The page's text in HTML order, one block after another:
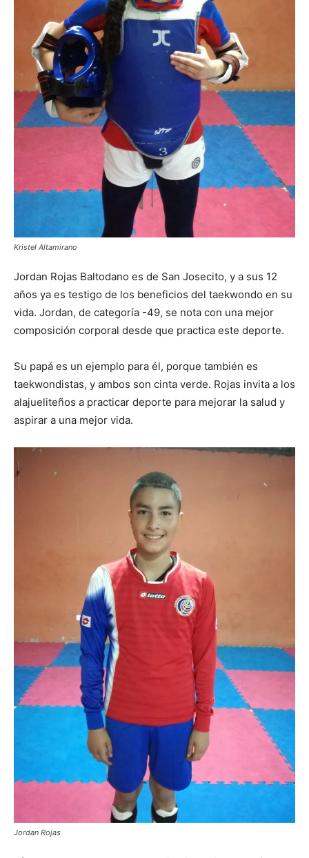
Kristel Altamirano
Jordan Rojas Baltodano es de San Josecito, y a sus 12
años ya es testigo de los beneficios del taekwondo en su
vida. Jordan, de categoría -49, se nota con una mejor
composición corporal desde que practica este deporte.
Su papá es un ejemplo para él, porque también es
taekwondistas, y ambos son cinta verde. Rojas invita a los
alajueliteños a practicar deporte para mejorar la salud y
aspirar a una mejor vida.
Jordan Rojas